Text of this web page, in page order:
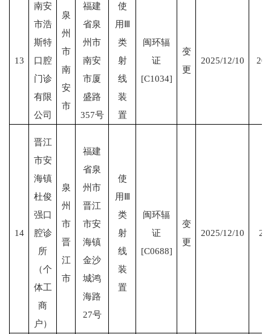
13
南安
市浩
斯特
口腔
门诊
有限
公司
泉
州
市
南
安
市
福建
省泉
州市
南安
市厦
盛路
357号
使
用Ⅲ
类
射
线
装
置
闽环辐
证
[C1034]
变
更
2025/12/10
14
晋江
市安
海镇
杜俊
强口
腔诊
所
（个
体工
商
户）
泉
州
市
晋
江
市
福建
省泉
州市
晋江
市安
海镇
金沙
城鸿
海路
27号
使
用Ⅲ
类
射
线
装
置
闽环辐
证
[C0688]
变
更
2025/12/10